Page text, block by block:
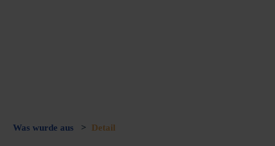
Was wurde aus > Detail